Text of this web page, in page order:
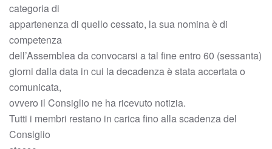
categoria di
appartenenza di quello cessato, la sua nomina è di
competenza
dell’Assemblea da convocarsi a tal fine entro 60 (sessanta)
giorni dalla data in cui la decadenza è stata accertata o
comunicata,
ovvero il Consiglio ne ha ricevuto notizia.
Tutti i membri restano in carica fino alla scadenza del
Consiglio